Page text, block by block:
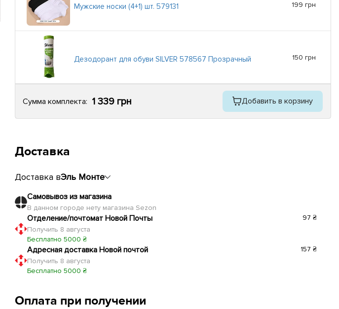
Мужские носки (4+1) шт. 579131 199 грн
Дезодорант для обуви SILVER 578567 Прозрачный 150 грн
Сумма комплекта: 1 339 грн Добавить в корзину
Доставка
Доставка вЭль Монте
Самовывоз из магазина
В данном городе нету магазина Sezon
Отделение/почтомат Новой Почты
Получить 8 августа
Бесплатно 5000 ₴
97 ₴
Адресная доставка Новой почтой
Получить 8 августа
Бесплатно 5000 ₴
157 ₴
Оплата при получении